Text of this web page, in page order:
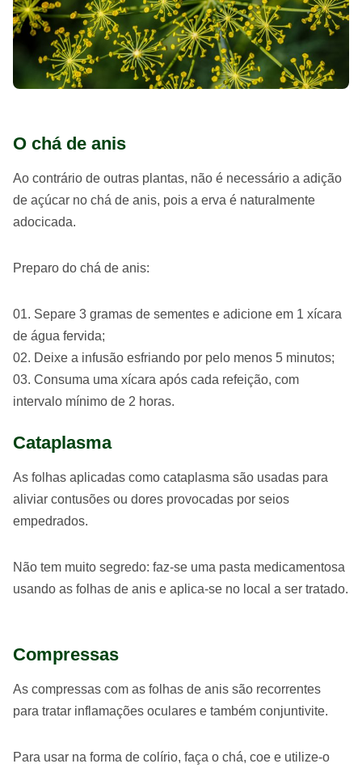
O chá de anis
Ao contrário de outras plantas, não é necessário a adição
de açúcar no chá de anis, pois a erva é naturalmente
adocicada.
Preparo do chá de anis:
Separe 3 gramas de sementes e adicione em 1 xícara
de água fervida;
Deixe a infusão esfriando por pelo menos 5 minutos;
Consuma uma xícara após cada refeição, com
intervalo mínimo de 2 horas.
Cataplasma
As folhas aplicadas como cataplasma são usadas para
aliviar contusões ou dores provocadas por seios
empedrados.
Não tem muito segredo: faz-se uma pasta medicamentosa
usando as folhas de anis e aplica-se no local a ser tratado.
Compressas
As compressas com as folhas de anis são recorrentes
para tratar inflamações oculares e também conjuntivite.
Para usar na forma de colírio, faça o chá, coe e utilize-o